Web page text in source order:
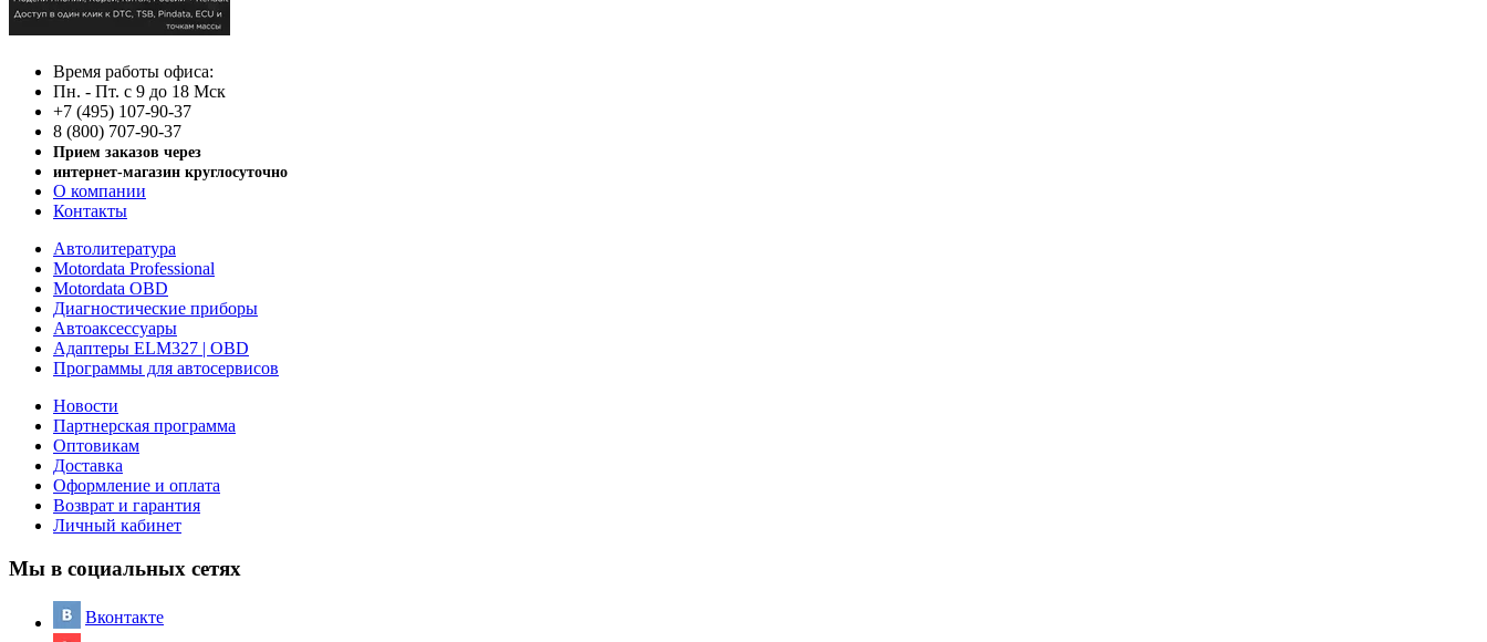
Время работы офиса:
Пн. - Пт. с 9 до 18 Мск
+7 (495) 107-90-37
8 (800) 707-90-37
Прием заказов через
интернет-магазин круглосуточно
О компании
Контакты
Автолитература
Motordata Professional
Motordata OBD
Диагностические приборы
Автоаксессуары
Адаптеры ELM327 | OBD
Программы для автосервисов
Новости
Партнерская программа
Оптовикам
Доставка
Оформление и оплата
Возврат и гарантия
Личный кабинет
Мы в социальных сетях
Вконтакте